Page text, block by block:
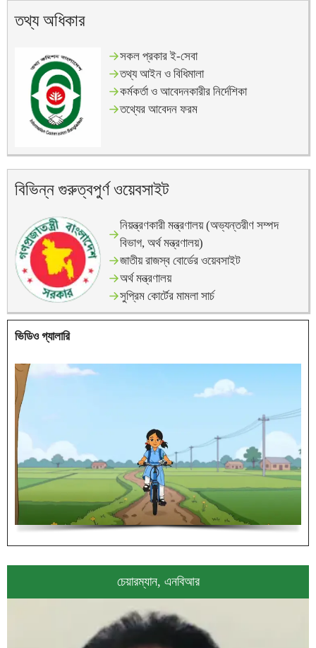
তথ্য অধিকার
সকল প্রকার ই-সেবা
তথ্য আইন ও বিধিমালা
কর্মকর্তা ও আবেদনকারীর নির্দেশিকা
তথ্যের আবেদন ফরম
বিভিন্ন গুরুত্বপুর্ণ ওয়েবসাইট
নিয়ন্ত্রণকারী মন্ত্রণালয় (অভ্যন্তরীণ সম্পদ
বিভাগ, অর্থ মন্ত্রণালয়)
জাতীয় রাজস্ব বোর্ডের ওয়েবসাইট
অর্থ মন্ত্রণালয়
সুপ্রিম কোর্টের মামলা সার্চ
ভিডিও গ্যালারি
চেয়ারম্যান, এনবিআর